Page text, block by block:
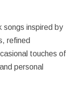
songs inspired by
refined
touches of
personal